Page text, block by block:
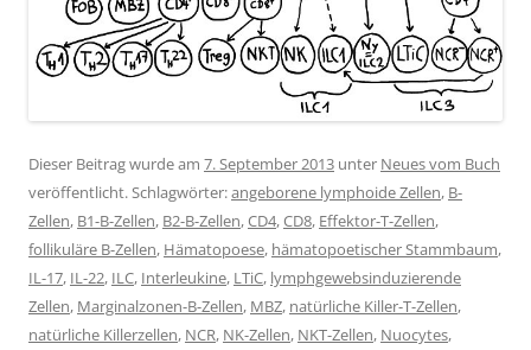
Dieser Beitrag wurde am 7. September 2013 unter Neues vom Buch
veröffentlicht. Schlagwörter:angeborene lymphoide Zellen, B-
Zellen, B1-B-Zellen, B2-B-Zellen,CD4,CD8, Effektor-T-Zellen,
follikuläre B-Zellen, Hämatopoese, hämatopoetischer Stammbaum,
IL-17, IL-22, ILC, Interleukine, LTiC, lymphgewebsinduzierende
Zellen, Marginalzonen-B-Zellen, MBZ, natürliche Killer-T-Zellen,
natürliche Killerzellen, NCR, NK-Zellen, NKT-Zellen, Nuocytes,